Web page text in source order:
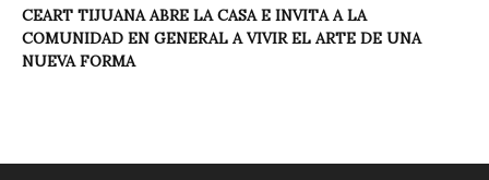
CEART TIJUANA ABRE LA CASA E INVITA A LA
COMUNIDAD EN GENERAL A VIVIR EL ARTE DE UNA
NUEVA FORMA